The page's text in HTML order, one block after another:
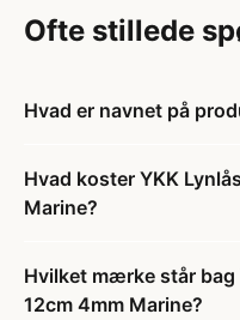
Ofte stillede
Hvad er navnet på
Hvad koster YKK
Marine?
Hvilket mærke står bag
12cm 4mm Marine?